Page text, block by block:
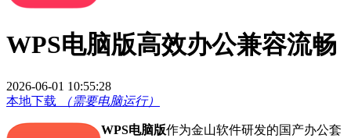
WPS电脑版高效办公兼容流畅
2026-06-01 10:55:28
本地下载
（需要电脑运行）
WPS电脑版作为金山软件研发的国产办公套